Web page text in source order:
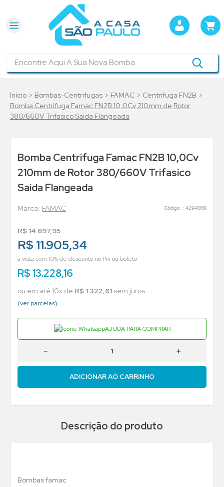
Bombas-Centrifugas FAMAC
Centrífuga FN2B
Bomba Centrifuga Famac FN2B 10,0Cv 210mm de Rotor
380/660V Trifasico Saida Flangeada
Bomba Centrifuga Famac FN2B 10,0Cv
210mm de Rotor 380/660V Trifasico
Saida Flangeada
FAMAC : 42940169
R$14.697,95
R$ 11.905,34
à vista com 10% de desconto no Pix ou boleto
R$13.228,16
ou em até 10x de R$ 1.322,81 sem juros
(ver parcelas)
AJUDA PARA COMPRAR
＋
－
ADICIONAR AO CARRINHO
Descrição do produto
Bombas famac